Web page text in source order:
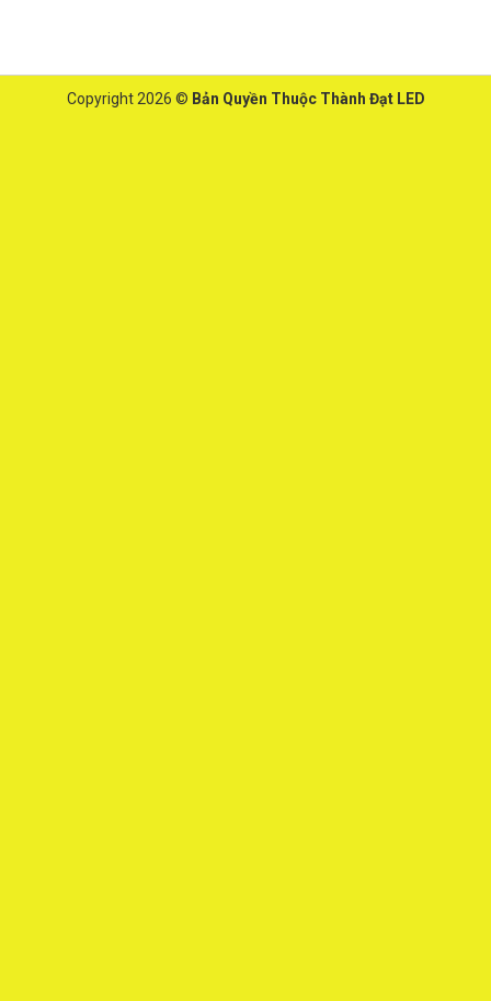
Copyright 2026 © Bản Quyền Thuộc Thành Đạt LED